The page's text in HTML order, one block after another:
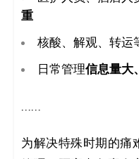
重
核酸、解观、转运
日常管理信息量大
……
为解决特殊时期的痛